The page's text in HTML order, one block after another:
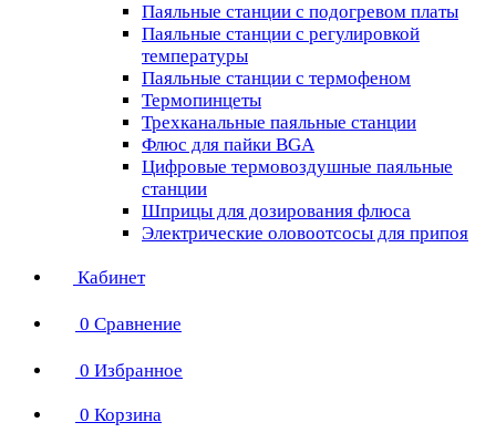
Паяльные станции с подогревом платы
Паяльные станции с регулировкой
температуры
Паяльные станции с термофеном
Термопинцеты
Трехканальные паяльные станции
Флюс для пайки BGA
Цифровые термовоздушные паяльные
станции
Шприцы для дозирования флюса
Электрические оловоотсосы для припоя
Кабинет
0 Сравнение
0 Избранное
0 Корзина